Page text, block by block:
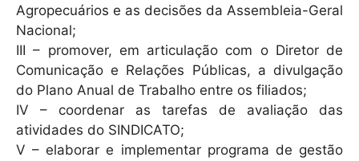
Agropecuários e as decisões da Assembleia-Geral
Nacional;
III – promover, em articulação com o Diretor de
Comunicação e Relações Públicas, a divulgação
do Plano Anual de Trabalho entre os filiados;
IV – coordenar as tarefas de avaliação das
atividades do SINDICATO;
V – elaborar e implementar programa de gestão